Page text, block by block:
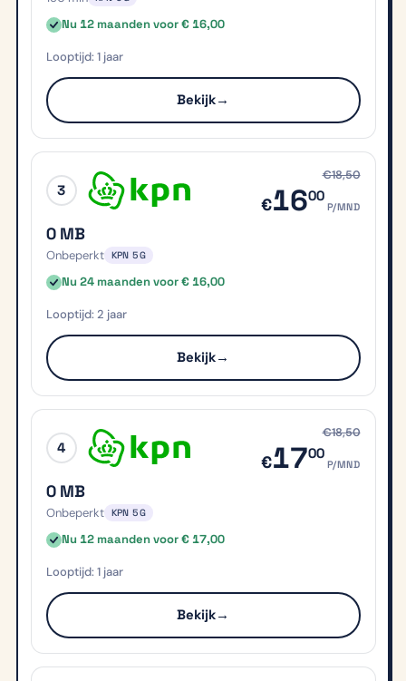
Nu 12 maanden voor € 16,00
1 jaar
Bekijk→
3
0 MB
Onbeperkt KPN 5G
Nu 24 maanden voor € 16,00
2 jaar
€18,50
€1600
P/MND
Bekijk→
4
0 MB
Onbeperkt KPN 5G
Nu 12 maanden voor € 17,00
1 jaar
€18,50
€1700
P/MND
Bekijk→